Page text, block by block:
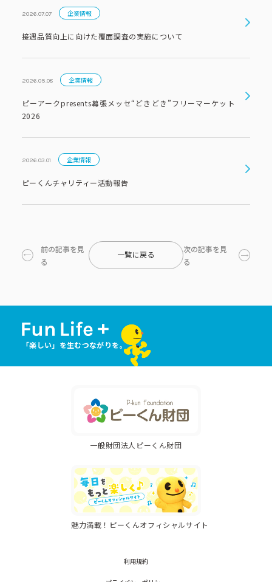
企業・団体向け募集情報
CSRニュース
IR情報
サイトマップ
2026.07.07 企業情報
接遇品質向上に向けた覆面調査の実施について
2026.05.08 企業情報
ピーアークpresents幕張メッセ“どきどき”フリーマーケット
2026
2026.03.01 企業情報
ピーくんチャリティー活動報告
前の記事を見
る
一覧に戻る
次の記事を見
る
「楽しい」を生むつながりを。
一般財団法人ピーくん財団
魅力満載！ピーくんオフィシャルサイト
利用規約